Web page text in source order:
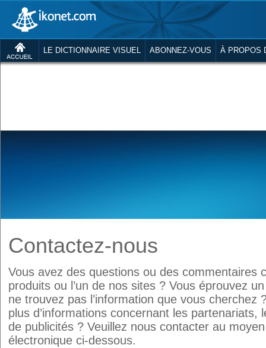
LE DICTIONNAIRE VISUEL ABONNEZ-VOUS À PROPOS
Contactez-nous
Vous avez des questions ou des commentaires
produits ou l’un de nos sites ? Vous éprouvez
ne trouvez pas l’information que vous cherchez
plus d’informations concernant les partenariats,
de publicités ? Veuillez nous contacter au
électronique ci-dessous.